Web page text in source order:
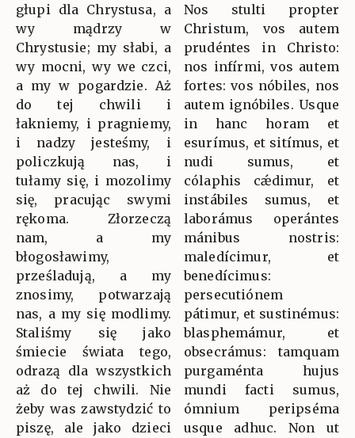
głupi dla Chrystusa, a
wy mądrzy w
Chrystusie; my słabi, a
wy mocni, wy we czci,
a my w pogardzie. Aż
do tej chwili i
łakniemy, i pragniemy,
i nadzy jesteśmy, i
policzkują nas, i
tułamy się, i mozolimy
się, pracując swymi
rękoma. Złorzeczą
nam, a my
błogosławimy,
prześladują, a my
znosimy, potwarzają
nas, a my się modlimy.
Staliśmy się jako
śmiecie świata tego,
odrazą dla wszystkich
aż do tej chwili. Nie
żeby was zawstydzić to
piszę, ale jako dzieci
Nos stulti propter
Christum, vos autem
prudéntes in Christo:
nos infírmi, vos autem
fortes: vos nóbiles, nos
autem ignóbiles. Usque
in hanc horam et
esurímus, et sitímus, et
nudi sumus, et
cólaphis cǽdimur, et
instábiles sumus, et
laborámus operántes
mánibus nostris:
maledícimur, et
benedícimus:
persecutiónem
pátimur, et sustinémus:
blasphemámur, et
obsecrámus: tamquam
purgaménta hujus
mundi facti sumus,
ómnium peripséma
usque adhuc. Non ut